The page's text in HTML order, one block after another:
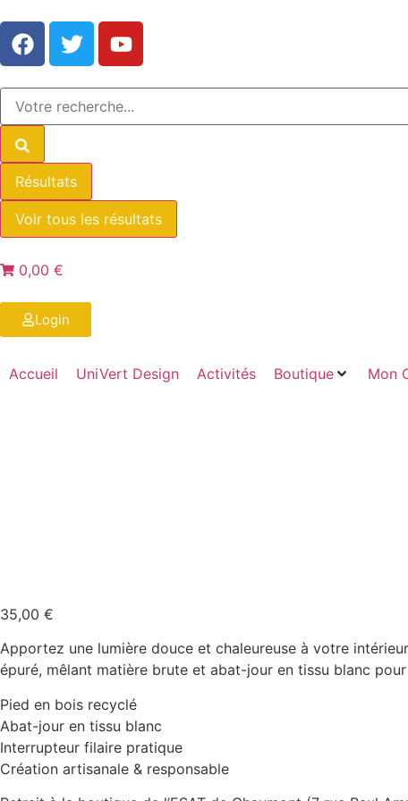
Résultats
Voir tous les résultats
0,00 €
Login
Accueil UniVert Design Activités Boutique Mon
35,00 €
Apportez une lumière douce et chaleureuse à votre
épuré, mêlant matière brute et abat-jour en tissu blanc
Pied en bois recyclé
Abat-jour en tissu blanc
Interrupteur filaire pratique
Création artisanale & responsable